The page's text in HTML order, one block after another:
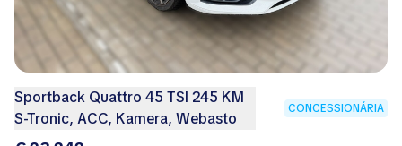
Sportback Quattro 45 TSI 245 KM
S-Tronic, ACC, Kamera, Webasto
CONCESSIONÁRIA